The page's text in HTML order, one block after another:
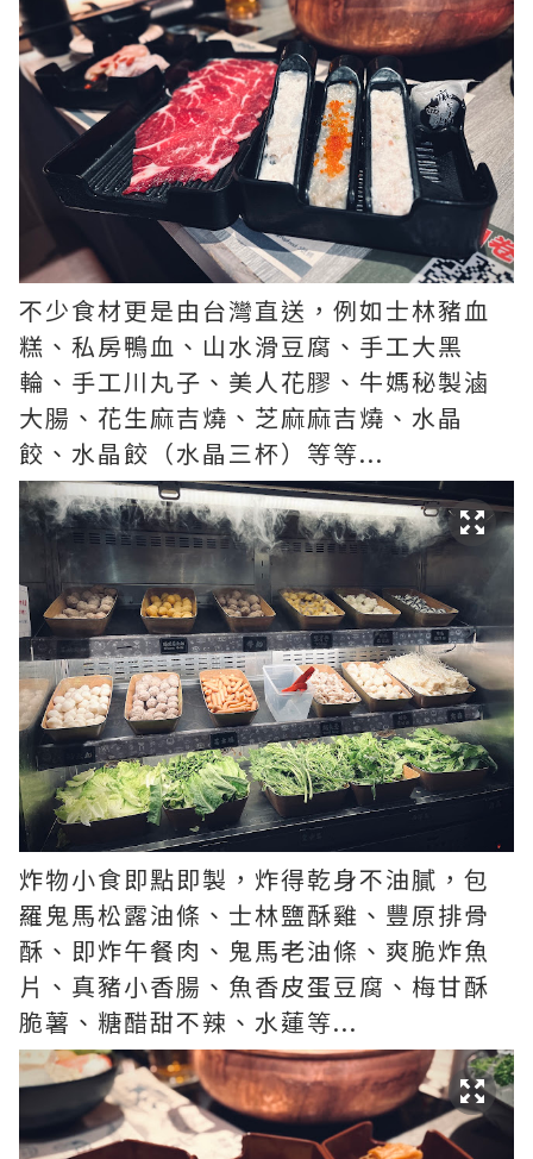
不少食材更是由台灣直送，例如士林豬血
糕、私房鴨血、山水滑豆腐、手工大黑
輪、手工川丸子、美人花膠、牛媽秘製滷
大腸、花生麻吉燒、芝麻麻吉燒、水晶
餃、水晶餃（水晶三杯）等等...
炸物小食即點即製，炸得乾身不油膩，包
羅鬼馬松露油條、士林鹽酥雞、豐原排骨
酥、即炸午餐肉、鬼馬老油條、爽脆炸魚
片、真豬小香腸、魚香皮蛋豆腐、梅甘酥
脆薯、糖醋甜不辣、水蓮等...